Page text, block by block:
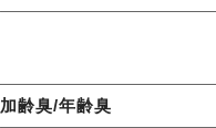
加齢臭/年齢臭